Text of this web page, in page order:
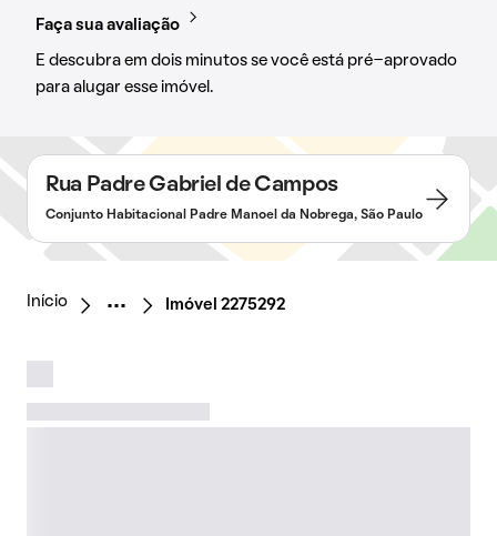
Faça sua avaliação
E descubra em dois minutos se você está pré-aprovado
para alugar esse imóvel.
Rua Padre Gabriel de Campos
Conjunto Habitacional Padre Manoel da Nobrega, São Paulo
Início Imóvel 2275292